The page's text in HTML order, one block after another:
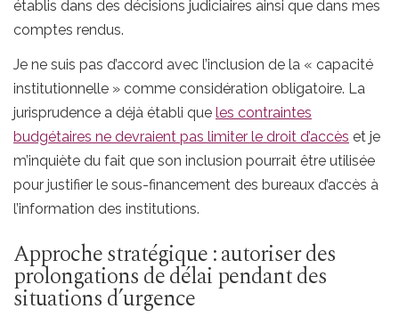
établis dans des décisions judiciaires ainsi que dans mes
comptes rendus.
Je ne suis pas d’accord avec l’inclusion de la « capacité
institutionnelle » comme considération obligatoire. La
jurisprudence a déjà établi que les contraintes
budgétaires ne devraient pas limiter le droit d’accès et je
m’inquiète du fait que son inclusion pourrait être utilisée
pour justifier le sous-financement des bureaux d’accès à
l’information des institutions.
Approche stratégique : autoriser des
prolongations de délai pendant des
situations d’urgence